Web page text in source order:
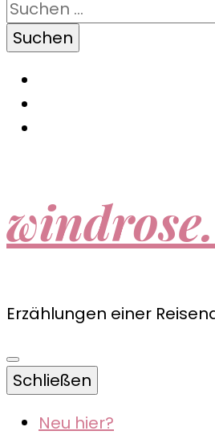
Suchen
nach:
Erzählungen einer
Schließen
Neu hier?